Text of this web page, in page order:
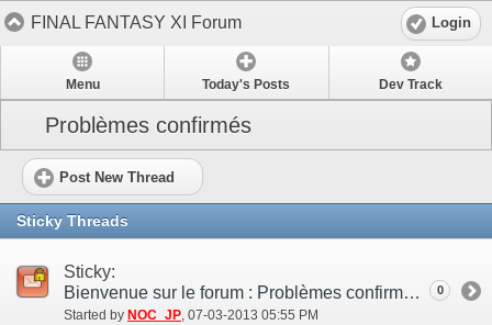
FINAL FANTASY XI Forum Login
Menu Today's Posts Dev Track
Problèmes confirmés
Post New Thread
Sticky Threads
Sticky:
Bienvenue sur le forum : Problèmes confirmés !
Started by NOC_JP‎, 07-03-2013 05:55 PM
0